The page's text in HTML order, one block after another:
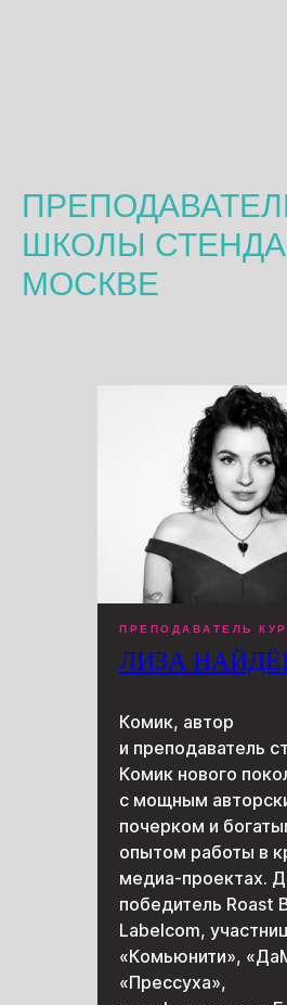
ШКОЛЫ
МОСКВЕ
ПРЕПОДАВАТЕЛЬ
ЛИЗА
Комик, автор
и преподаватель
Комик нового
с мощным
почерком и
опытом работы в
медиа-проектах.
победитель Roast
Labelcom,
«Комьюнити»,
«Прессуха»,